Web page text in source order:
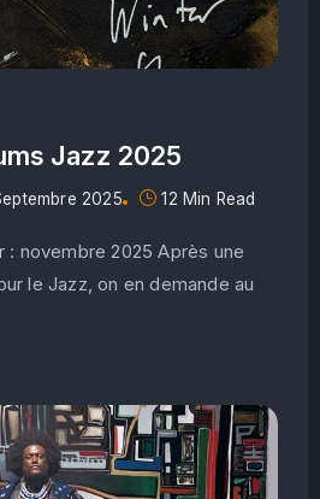
Jazz 2025
2025 12 Min Read
: novembre 2025 Après une
le Jazz, on en demande au